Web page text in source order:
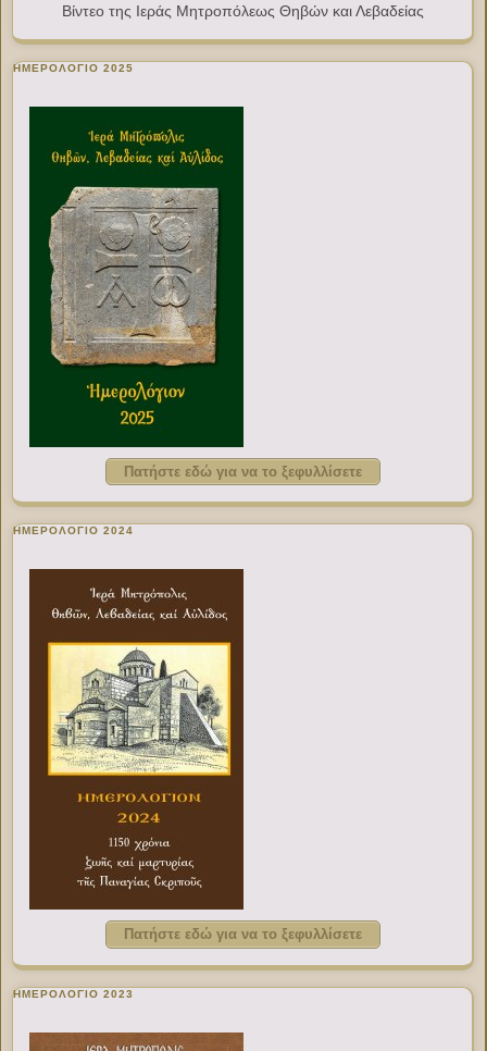
Βίντεο της Ιεράς Μητροπόλεως Θηβών και Λεβαδείας
ΗΜΕΡΟΛΟΓΙΟ 2025
Πατήστε εδώ για να το ξεφυλλίσετε
ΗΜΕΡΟΛΟΓΙΟ 2024
Πατήστε εδώ για να το ξεφυλλίσετε
ΗΜΕΡΟΛΟΓΙΟ 2023